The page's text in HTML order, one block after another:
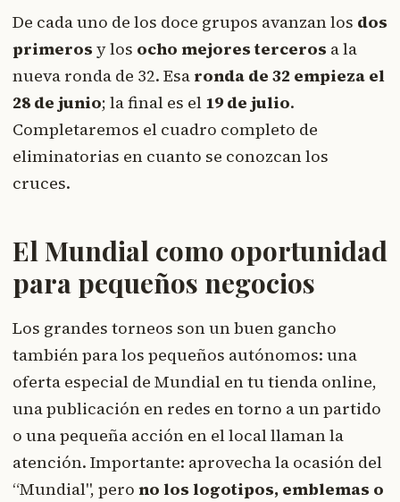
De cada uno de los doce grupos avanzan los dos
primeros y los ocho mejores terceros a la
nueva ronda de 32. Esa ronda de 32 empieza el
28 de junio; la final es el 19 de julio.
Completaremos el cuadro completo de
eliminatorias en cuanto se conozcan los
cruces.
El Mundial como oportunidad
para pequeños negocios
Los grandes torneos son un buen gancho
también para los pequeños autónomos: una
oferta especial de Mundial en tu tienda online,
una publicación en redes en torno a un partido
o una pequeña acción en el local llaman la
atención. Importante: aprovecha la ocasión del
“Mundial", pero no los logotipos, emblemas o